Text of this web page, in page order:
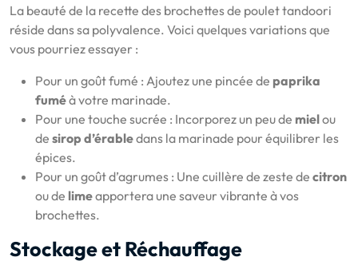
La beauté de la recette des brochettes de poulet tandoori
réside dans sa polyvalence. Voici quelques variations que
vous pourriez essayer :
Pour un goût fumé : Ajoutez une pincée de paprika
fuméà votre marinade.
Pour une touche sucrée : Incorporez un peu de mielou
de sirop d’érabledans la marinade pour équilibrer les
épices.
Pour un goût d’agrumes : Une cuillère de zeste de citron
ou de limeapportera une saveur vibrante à vos
brochettes.
Stockage et Réchauffage